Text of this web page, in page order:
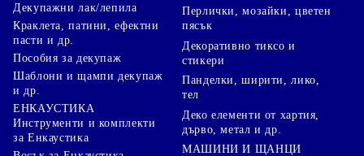
Декупажни лак/лепила
Краклета, патини, ефектни
пасти и др.
Пособия за декупаж
Шаблони и щампи декупаж
и др.
ЕНКАУСТИКА
Инструменти и комплекти
за Енкаустика
Перлички, мозайки, цветен
пясък
Декоративно тиксо и
стикери
Панделки, ширити, лико,
тел
Деко елементи от хартия,
дърво, метал и др.
МАШИНИ И ЩАНЦИ